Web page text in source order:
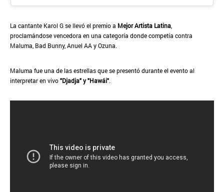
La cantante Karol G se llevó el premio a Mejor Artista Latina
proclamándose vencedora en una categoría donde competía contra
Maluma, Bad Bunny, Anuel AA y Ozuna.
Maluma fue una de las estrellas que se presentó durante el evento al
interpretar en vivo"Djadja" y "Hawái".